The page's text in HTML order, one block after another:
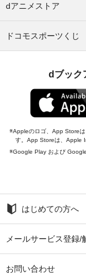
dアニメストア
ドコモスポーツくじ
dブック
Appleのロゴ、App Store
す。App Storeは、Apple
Google Play および
はじめての方へ
メールサービス登録/
お問い合わせ